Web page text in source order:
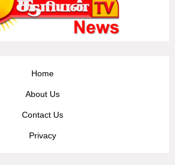
Home
About Us
Contact Us
Privacy